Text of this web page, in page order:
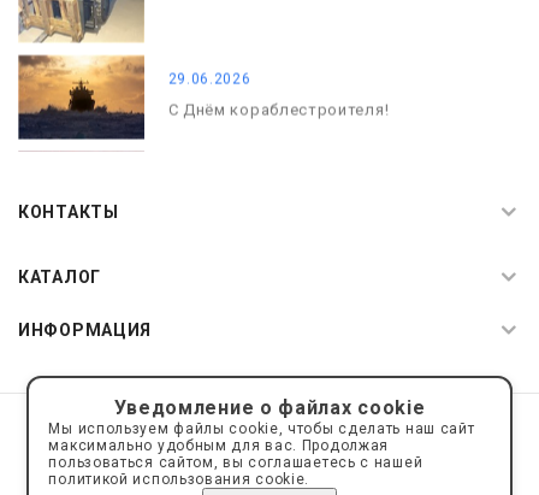
29.06.2026
С Днём кораблестроителя!
КОНТАКТЫ
КАТАЛОГ
ИНФОРМАЦИЯ
© 2019—2026 Интернет пространство АкваРос
sale@a-ros.ru
Политика конфиденциальности
Политика обработки персональных данных
Уведомление о файлах cookie
Мы используем файлы cookie, чтобы сделать наш сайт
максимально удобным для вас. Продолжая
пользоваться сайтом, вы соглашаетесь с нашей
политикой использования cookie.